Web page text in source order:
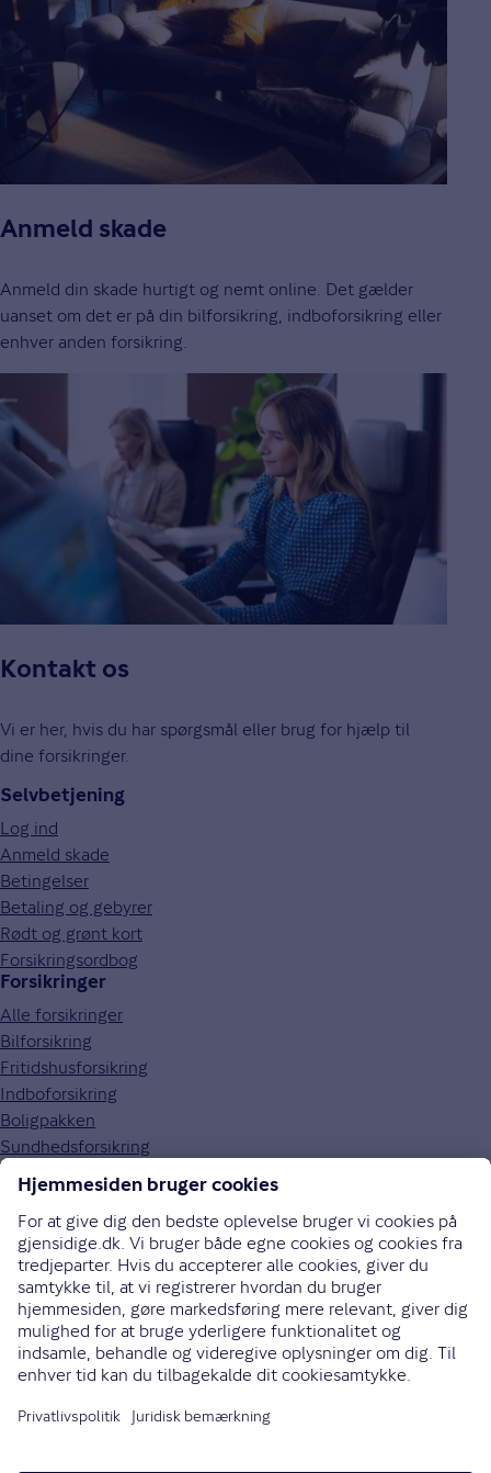
Anmeld skade
Anmeld din skade hurtigt og nemt online. Det gælder
uanset om det er på din bilforsikring, indboforsikring eller
enhver anden forsikring.
Kontakt os
Vi er her, hvis du har spørgsmål eller brug for hjælp til
dine forsikringer.
Selvbetjening
Log ind
Anmeld skade
Betingelser
Betaling og gebyrer
Rødt og grønt kort
Forsikringsordbog
Forsikringer
Alle forsikringer
Bilforsikring
Fritidshusforsikring
Indboforsikring
Boligpakken
Sundhedsforsikring
Om Gjensidige
Om os
Kundefordele
Job og karriere
Presse
Bæredygtighed
Gouda rejseforsikring
Brugerpanel
70 10 90 09
Bliv ringet op